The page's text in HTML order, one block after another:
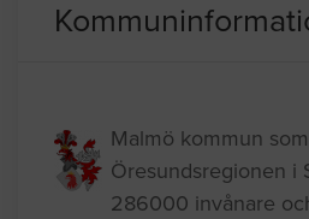
Malmö kommun
Öresundsregionen i
286000 invånare